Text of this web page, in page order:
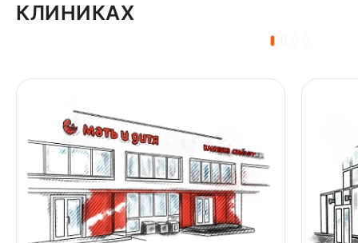
КЛИНИКАХ